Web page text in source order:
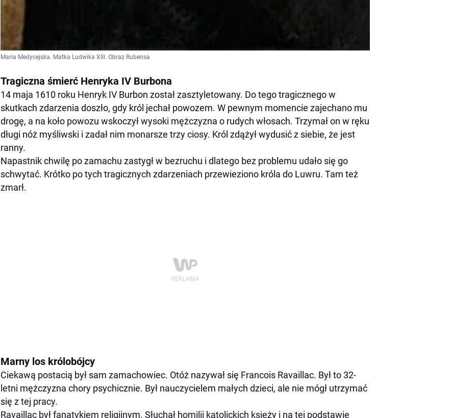
Maria Medycejska. Matka Ludwika XIII. Obraz Rubensa
Tragiczna śmierć Henryka IV Burbona
14 maja 1610 roku Henryk IV Burbon został zasztyletowany. Do tego tragicznego w
skutkach zdarzenia doszło, gdy król jechał powozem. W pewnym momencie zajechano mu
drogę, a na koło powozu wskoczył wysoki mężczyzna o rudych włosach. Trzymał on w ręku
długi nóż myśliwski i zadał nim monarsze trzy ciosy. Król zdążył wydusić z siebie, że jest
ranny.
Napastnik chwilę po zamachu zastygł w bezruchu i dlatego bez problemu udało się go
schwytać. Krótko po tych tragicznych zdarzeniach przewieziono króla do Luwru. Tam też
zmarł.
Marny los królobójcy
Ciekawą postacią był sam zamachowiec. Otóż nazywał się Francois Ravaillac. Był to 32-
letni mężczyzna chory psychicznie. Był nauczycielem małych dzieci, ale nie mógł utrzymać
się z tej pracy.
Ravaillac był fanatykiem religijnym. Słuchał homilii katolickich księży i na tej podstawie